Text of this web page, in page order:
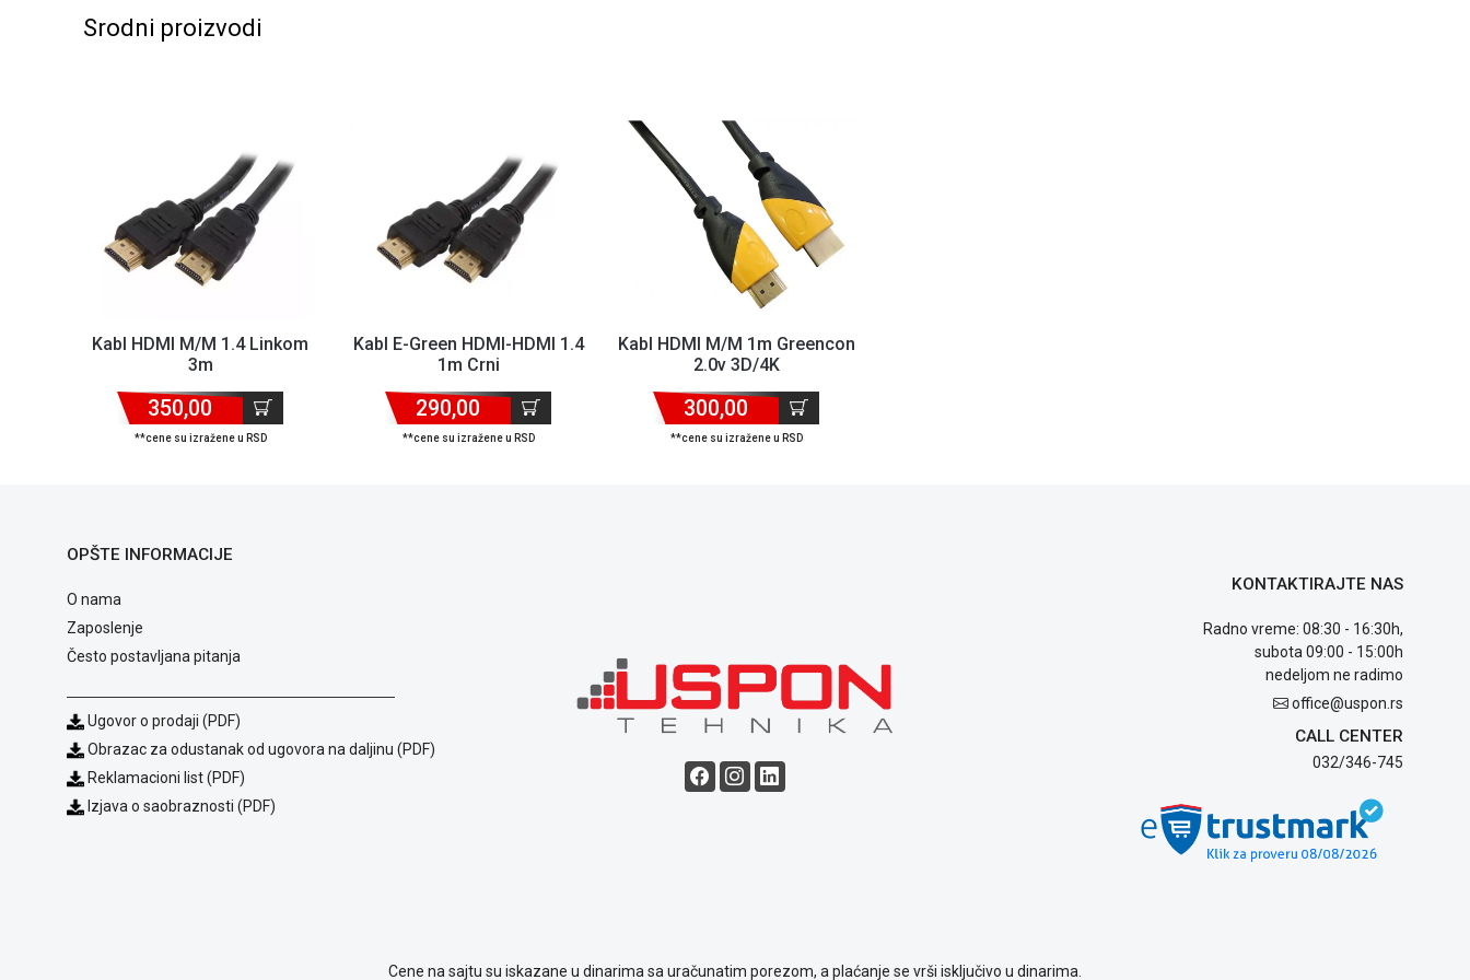
Srodni proizvodi
Kabl HDMI M/M 1.4 Linkom
3m
350,00
**cene su izražene u RSD
Kabl E-Green HDMI-HDMI 1.4
1m Crni
290,00
**cene su izražene u RSD
Kabl HDMI M/M 1m Greencon
2.0v 3D/4K
300,00
**cene su izražene u RSD
OPŠTE INFORMACIJE
O nama
Zaposlenje
Često postavljana pitanja
Ugovor o prodaji (PDF)
Obrazac za odustanak od ugovora na daljinu (PDF)
Reklamacioni list (PDF)
Izjava o saobraznosti (PDF)
KONTAKTIRAJTE NAS
Radno vreme: 08:30 - 16:30h,
subota 09:00 - 15:00h
nedeljom ne radimo
office@uspon.rs
CALL CENTER
032/346-745
Cene na sajtu su iskazane u dinarima sa uračunatim porezom, a plaćanje se vrši isključivo u dinarima.